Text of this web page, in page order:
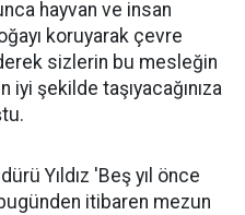
hayvan ve insan
koruyarak çevre
sizlerin bu mesleğin
iyi şekilde taşıyacağınıza
Yıldız 'Beş yıl önce
itibaren mezun